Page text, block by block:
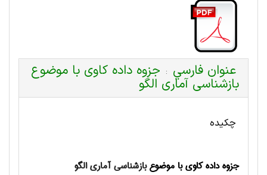
عنوان فارسي : جزوه داده کاوی با موضوع
بازشناسی آماری الگو
چکیده
جزوه داده کاوی با موضوعبازشناسی آماری الگو